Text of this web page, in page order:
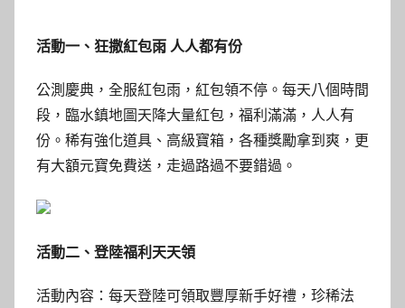
活動一、狂撒紅包雨 人人都有份
公測慶典，全服紅包雨，紅包領不停。每天八個時間
段，臨水鎮地圖天降大量紅包，福利滿滿，人人有
份。稀有強化道具、高級寶箱，各種獎勵拿到爽，更
有大額元寶免費送，走過路過不要錯過。
活動二、登陸福利天天領
活動內容：每天登陸可領取豐厚新手好禮，珍稀法